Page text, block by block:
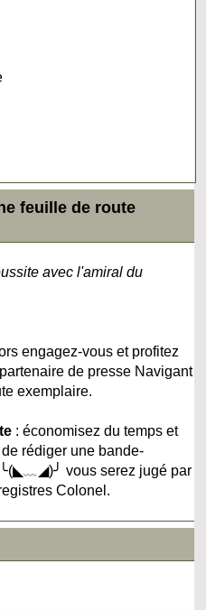
feuille de route
avec l'amiral du
engagez-vous et profitez
de presse Navigant
exemplaire.
: économisez du temps et
rédiger une bande-
vous serez jugé par
Colonel.